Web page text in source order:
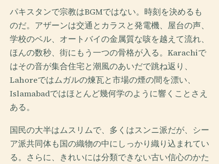
パキスタンで宗教はBGMではない。時刻を決めるも
のだ。アザーンは交通とカラスと発電機、屋台の声、
学校のベル、オートバイの金属質な咳を越えて流れ、
ほんの数秒、街にもう一つの骨格が入る。Karachiで
はその音が集合住宅と潮風のあいだで跳ね返り、
Lahoreではムガルの煉瓦と市場の煙の間を漂い、
Islamabadではほとんど幾何学のように響くことさえ
ある。
国民の大半はムスリムで、多くはスンニ派だが、シー
ア派共同体も国の織物の中にしっかり織り込まれてい
る。さらに、きれいには分類できない古い信心のかた